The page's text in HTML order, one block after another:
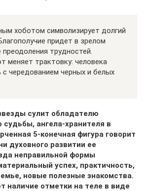
хоботом символизирует долгий
придет в зрелом
трудностей.
меняет трактовку: человека
чередованием черных и белых
сулит обладателю
судьбы, ангела-хранителя в
5-конечная фигура говорит
духовного развитии ее
неправильной формы
успех, практичность,
новые полезные знакомства.
наличие отметки на теле в виде